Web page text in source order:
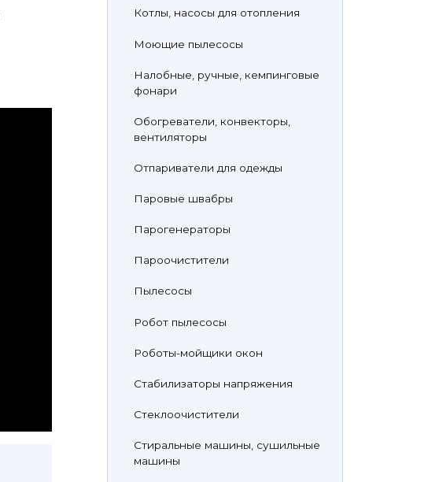
Котлы, насосы для отопления
Моющие пылесосы
Налобные, ручные, кемпинговые
фонари
Обогреватели, конвекторы,
вентиляторы
Отпариватели для одежды
Паровые швабры
Парогенераторы
Пароочистители
Пылесосы
Робот пылесосы
Роботы-мойщики окон
Стабилизаторы напряжения
Стеклоочистители
Стиральные машины, сушильные
машины